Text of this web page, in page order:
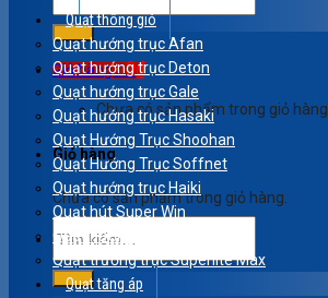
Giỏ hàng /0₫
Chưa có sản phẩm trong giỏ hàng.
Giỏ hàng
Chưa có sản phẩm trong giỏ hàng.
Quạt thông gió
Quạt hướng trục Afan
Quạt hướng trục Deton
Quạt hướng trục Gale
Quạt hướng trục Hasaki
Quạt Hướng Trục Shoohan
Quạt Hướng Trục Soffnet
Quạt hướng trục Haiki
Quạt hút Super Win
Quạt hướng trục Komasu
Quạt trướng trục Superlite Max
Quạt tăng áp